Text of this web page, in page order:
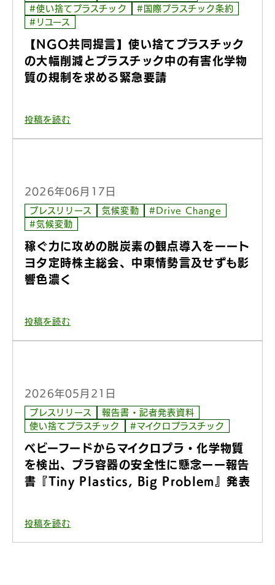
#使い捨てプラスチック
#国際プラスチック条約
#リユース
【NGO共同提言】使い捨てプラスチック
の大幅削減とプラスチック中の有害化学物
質の規制を求める緊急要請
投稿を読む
2026年06月17日
プレスリリース 気候変動
#Drive Change
#気候変動
稼ぐ力に攻めの脱炭素の観点導入をーート
ヨタ定時株主総会、中東情勢言及せずも影
響色濃く
投稿を読む
2026年05月21日
プレスリリース
報告書・記者発表資料
使い捨てプラスチック
#マイクロプラスチック
ベビーフードからマイクロプラ・化学物質
を検出、プラ容器の安全性に懸念ーー報告
書『Tiny Plastics, Big Problem』発表
投稿を読む